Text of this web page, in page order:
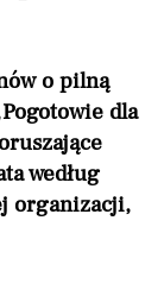
o pilną
dla
według
organizacji,